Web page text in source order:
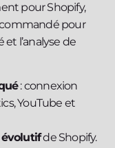
pour Shopify,
pour
l’analyse de
: connexion
YouTube et
de Shopify.